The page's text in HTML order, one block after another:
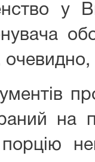
у
на